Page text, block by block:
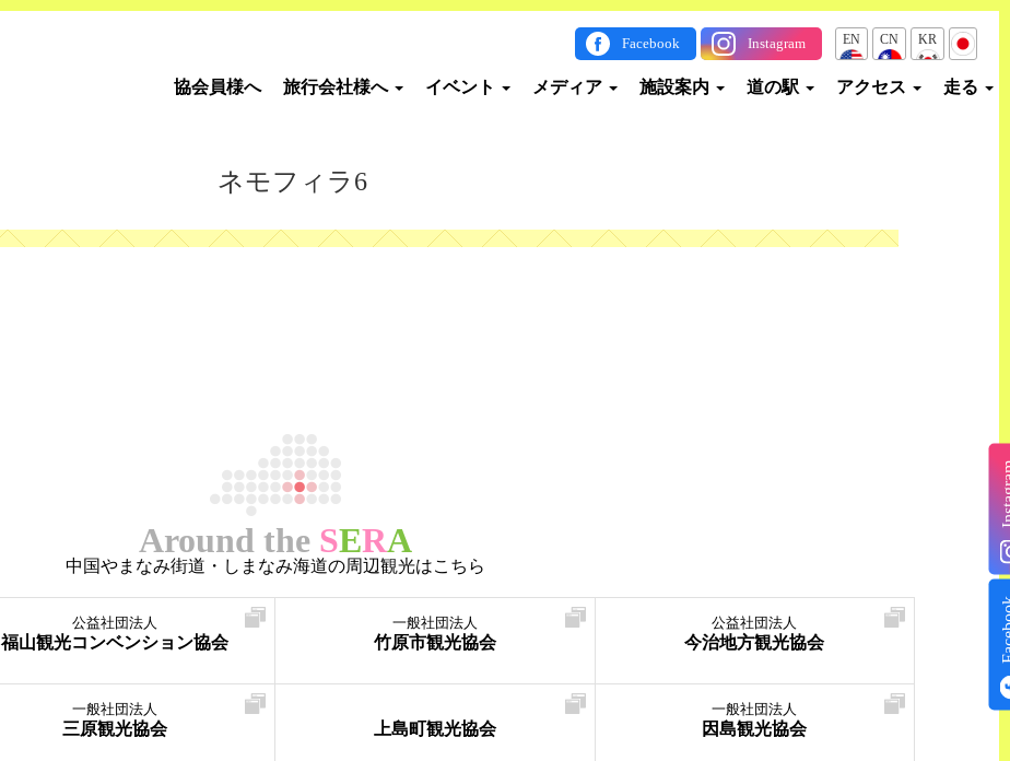
Facebook Instagram EN CN KR JP
協会員様へ 旅行会社様へ イベント メディア 施設案内 道の駅 アクセス 走る
ネモフィラ6
Around the SERA
中国やまなみ街道・しまなみ海道の周辺観光はこちら
公益社団法人
福山観光コンベンション協会
一般社団法人
竹原市観光協会
公益社団法人
今治地方観光協会
一般社団法人
三原観光協会 上島町観光協会
一般社団法人
因島観光協会